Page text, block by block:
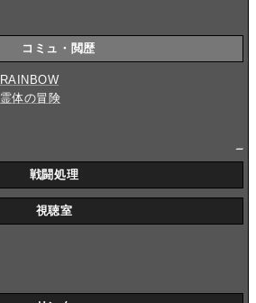
コミュ・閲歴
RAINBOW
霊体の冒険
戦闘処理
視聴室